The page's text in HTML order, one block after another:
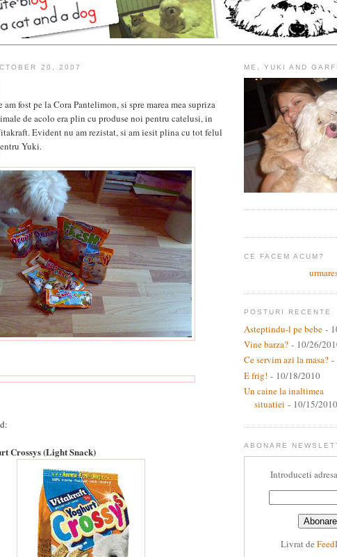
20, 2007
fost pe la Cora Pantelimon, si spre marea mea supriza
de acolo era plin cu produse noi pentru catelusi, in
Evident nu am rezistat, si am iesit plina cu tot felul
Yuki.
Crossys (Light Snack)
ME, YUKI AND
CE FACEM ACUM?
POSTURI RECENTE
Asteptindu-l pe bebe -
Vine barza? - 10/26/
Ce servim azi la masa? -
E frig! - 10/18/2010
Un caine la inaltimea
situatiei - 10/15/2010
ABONARE
Introduceti
Livrat de